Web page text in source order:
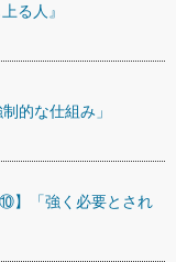
る人』
的な仕組み」
】「強く必要とされ